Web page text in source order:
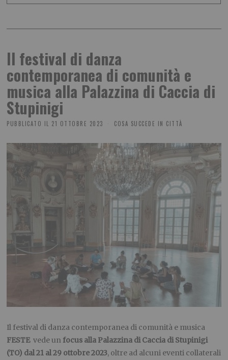
Il festival di danza
contemporanea di comunità e
musica alla Palazzina di Caccia di
Stupinigi
PUBBLICATO IL 21 OTTOBRE 2023 COSA SUCCEDE IN CITTÀ
Il festival di danza contemporanea di comunità e musica
FESTEvede un focus alla Palazzina di Caccia di Stupinigi
(TO) dal 21 al 29 ottobre 2023, oltre ad alcuni eventi collaterali